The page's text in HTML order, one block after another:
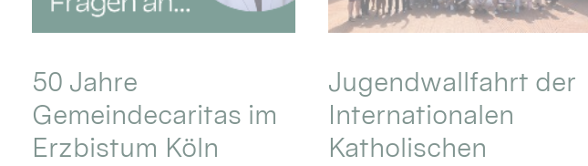
50 Jahre
Gemeindecaritas im
Erzbistum Köln
Jugendwallfahrt der
Internationalen
Katholischen